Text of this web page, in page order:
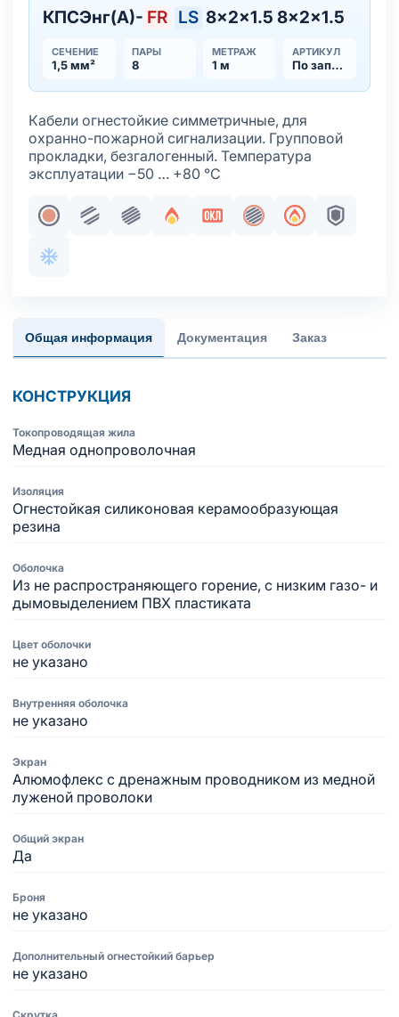
КПСЭнг(А)- FR LS 8×2×1.5 8×2×1.5
СЕЧЕНИЕ
1,5 мм²
ПАРЫ
8
МЕТРАЖ
1 м
АРТИКУЛ
По запросу
Кабели огнестойкие симметричные, для
охранно-пожарной сигнализации. Групповой
прокладки, безгалогенный. Температура
эксплуатации −50 … +80 °С
Жила медная однопроволочная
Парная скрутка
Пучковая скрутка
Огнестойкость
Сертификация в составе
Общий экранБроня
Хладостойкое исполнение оболочки
Общая информация Документация Заказ
КОНСТРУКЦИЯ
Токопроводящая жила
Медная однопроволочная
Изоляция
Огнестойкая силиконовая керамообразующая
резина
Оболочка
Из не распространяющего горение, с низким газо- и
дымовыделением ПВХ пластиката
Цвет оболочки
не указано
Внутренняя оболочка
не указано
Экран
Алюмофлекс с дренажным проводником из медной
луженой проволоки
Общий экран
Да
Броня
не указано
Дополнительный огнестойкий барьер
не указано